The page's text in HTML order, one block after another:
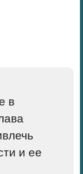
в
и ее